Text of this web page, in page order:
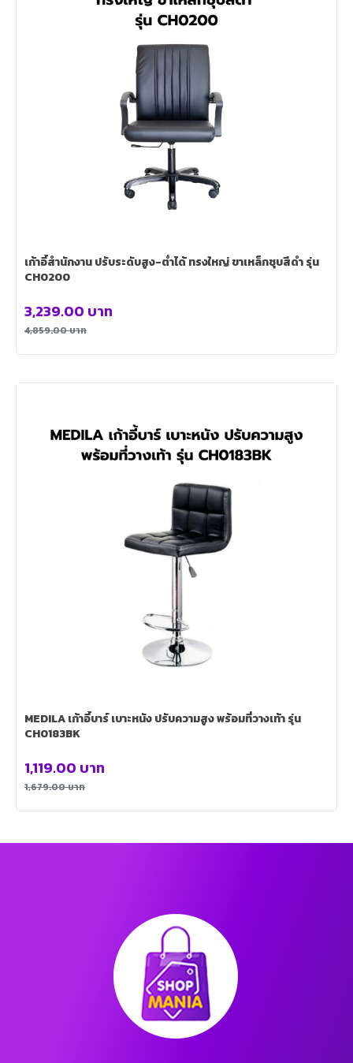
เก้าอี้สำนักงาน ปรับระดับสูง-ต่ำได้ ทรงใหญ่ ขาเหล็กชุบสีดำ รุ่น
CH0200
4,859.00บาท
3,239.00 บาท
MEDILA เก้าอี้บาร์ เบาะหนัง ปรับความสูง พร้อมที่วางเท้า รุ่น
CH0183BK
1,679.00บาท
1,119.00 บาท